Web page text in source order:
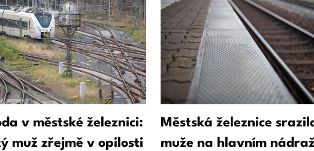
v městské železnici:
muž zřejmě v opilosti
Městská železnice
muže na hlavním